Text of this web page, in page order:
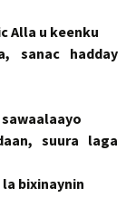
Alla u keenku
sanac hadday
suura laga
bixinaynin